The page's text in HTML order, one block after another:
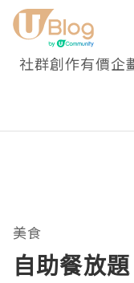
社群創作有價企
美食
自助餐放